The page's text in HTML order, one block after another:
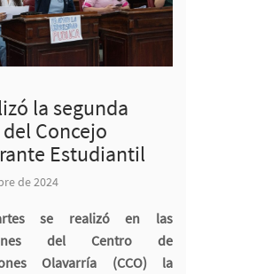
la segunda
Concejo
Estudiantil
de 2024
se realizó en las
del Centro de
Olavarría (CCO) la